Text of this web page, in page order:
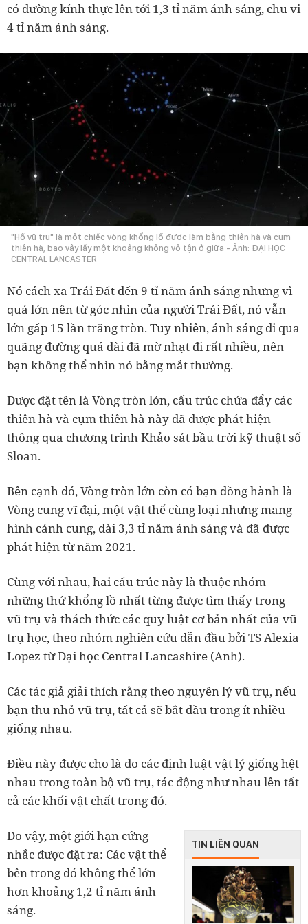
có đường kính thực lên tới 1,3 tỉ năm ánh sáng, chu vi
4 tỉ năm ánh sáng.
"Hố vũ trụ" là một chiếc vòng khổng lồ được làm bằng thiên hà và cụm
thiên hà, bao vây lấy một khoảng không vô tận ở giữa - Ảnh: ĐẠI HỌC
CENTRAL LANCASTER
Nó cách xa Trái Đất đến 9 tỉ năm ánh sáng nhưng vì
quá lớn nên từ góc nhìn của người Trái Đất, nó vẫn
lớn gấp 15 lần trăng tròn. Tuy nhiên, ánh sáng đi qua
quãng đường quá dài đã mờ nhạt đi rất nhiều, nên
bạn không thể nhìn nó bằng mắt thường.
Được đặt tên là Vòng tròn lớn, cấu trúc chứa đẩy các
thiên hà và cụm thiên hà này đã được phát hiện
thông qua chương trình Khảo sát bầu trời kỹ thuật số
Sloan.
Bên cạnh đó, Vòng tròn lớn còn có bạn đồng hành là
Vòng cung vĩ đại, một vật thể cùng loại nhưng mang
hình cánh cung, dài 3,3 tỉ năm ánh sáng và đã được
phát hiện từ năm 2021.
Cùng với nhau, hai cấu trúc này là thuộc nhóm
những thứ khổng lồ nhất từng được tìm thấy trong
vũ trụ và thách thức các quy luật cơ bản nhất của vũ
trụ học, theo nhóm nghiên cứu dẫn đầu bởi TS Alexia
Lopez từ Đại học Central Lancashire (Anh).
Các tác giả giải thích rằng theo nguyên lý vũ trụ, nếu
bạn thu nhỏ vũ trụ, tất cả sẽ bắt đầu trong ít nhiều
giống nhau.
Điều này được cho là do các định luật vật lý giống hệt
nhau trong toàn bộ vũ trụ, tác động như nhau lên tất
cả các khối vật chất trong đó.
TIN LIÊN QUAN
Do vậy, một giới hạn cứng
nhắc được đặt ra: Các vật thể
bên trong đó không thể lớn
hơn khoảng 1,2 tỉ năm ánh
sáng.